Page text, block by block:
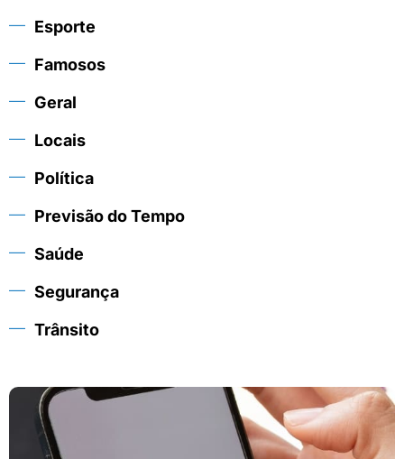
Esporte
Famosos
Geral
Locais
Política
Previsão do Tempo
Saúde
Segurança
Trânsito